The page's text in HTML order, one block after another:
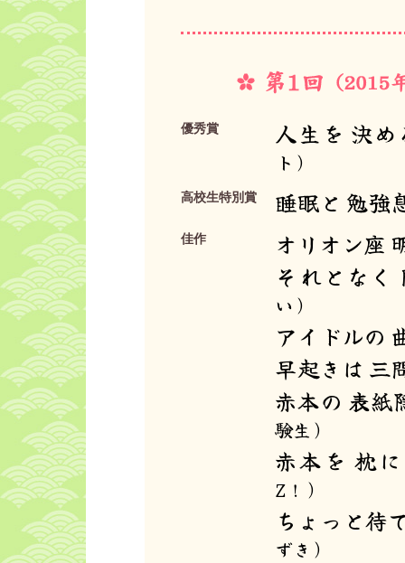
優秀賞 人生を 決
ト）
高校生特別賞 睡眠と 勉強
佳作
オリオン座
それとなく
い）
アイドルの
早起きは 三
赤本の 表紙
験生）
赤本を 枕
Z！）
ちょっと待
ずき）